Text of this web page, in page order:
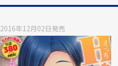
2016年12月02日発売